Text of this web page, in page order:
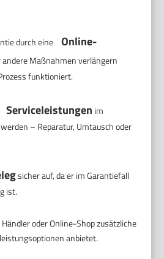
durch eine
Online-
andere Maßnahmen verlängern
funktioniert.
Serviceleistungen im
– Reparatur, Umtausch oder
sicher auf, da er im Garantiefall
ist.
oder Online-Shop zusätzliche
anbietet.